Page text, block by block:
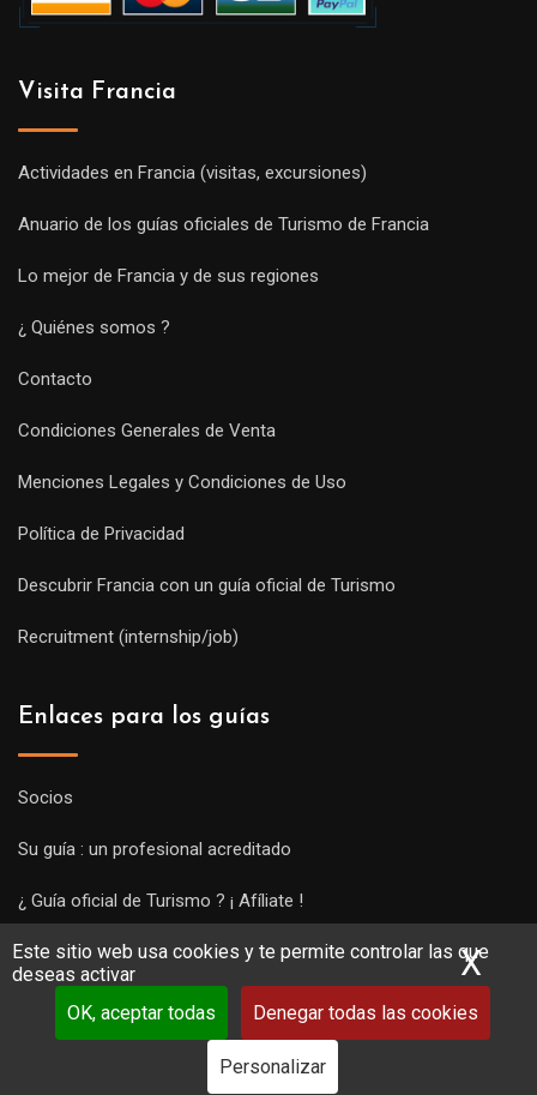
Este sitio web usa cookies y te permite controlar las que
deseas activar
OK, aceptar todas
Denegar todas las cookies
Personalizar
X
Visita Francia
Actividades en Francia (visitas, excursiones)
Anuario de los guías oficiales de Turismo de Francia
Lo mejor de Francia y de sus regiones
¿ Quiénes somos ?
Contacto
Condiciones Generales de Venta
Menciones Legales y Condiciones de Uso
Política de Privacidad
Descubrir Francia con un guía oficial de Turismo
Recruitment (internship/job)
Enlaces para los guías
Socios
Su guía : un profesional acreditado
¿ Guía oficial de Turismo ? ¡ Afíliate !
Subir una visita y empezar a trabajar !